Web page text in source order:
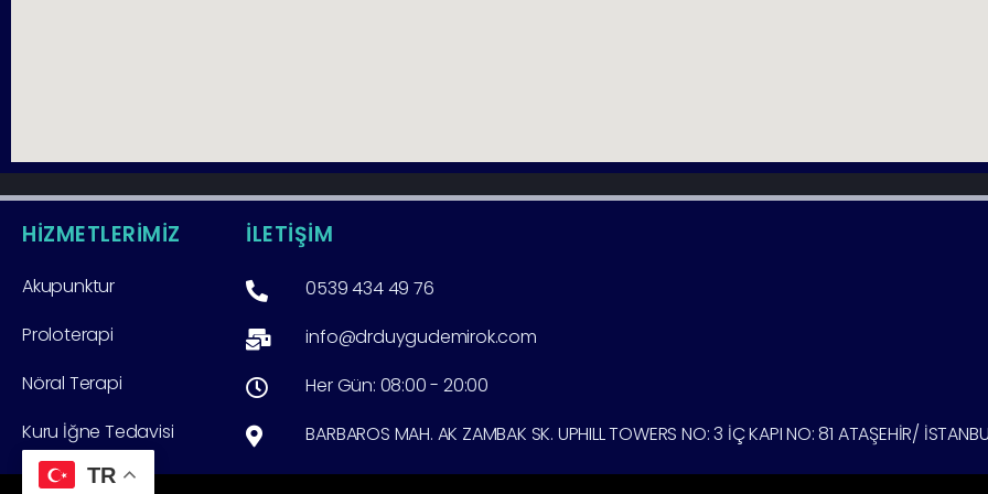
HİZMETLERİMİZ
Akupunktur
Proloterapi
Nöral Terapi
Kuru İğne Tedavisi
İLETİŞİM
0539 434 49 76
info@drduygudemirok.com
Her Gün: 08:00 - 20:00
BARBAROS MAH. AK ZAMBAK SK. UPHILL TOWERS NO: 3 İÇ KAPI NO: 81 ATAŞEHİR/
TR